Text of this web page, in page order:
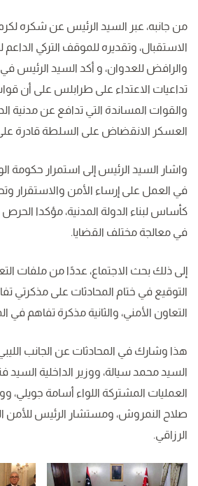
من جانبه، عبر السيد الرئيس عن شكره
الاستقبال، وتقديره للموقف التركي
والرافض للعدوان، و أكد السيد الرئيس
تداعيات الاعتداء على طرابلس على أن
والقوات المساندة التي تدافع عن مدنية
العسكر الانقضاض على السلطة قادرة
واشار السيد الرئيس إلى استمرار حكومة
في العمل على إرساء الأمن والاستقرار
كأساس لبناء الدولة المدنية، مؤكدا الحرص
في معالجة مختلف القضايا.
إلى ذلك بحث الاجتماع، عددًا من ملفات
التوقيع في ختام المحادثات على مذكرتي
التعاون الأمني، والثانية مذكرة تفاهم في
هذا وشارك في المحادثات عن الجانب
السيد محمد سيالة، ووزير الداخلية السيد
العمليات المشتركة اللواء أسامة جويلي،
صلاح النمروش، ومستشار الرئيس للأمن
الرزاقي.